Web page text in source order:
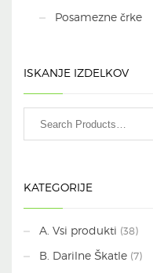
Posamezne črke
ISKANJE IZDELKOV
KATEGORIJE
A. Vsi produkti (38)
B. Darilne Škatle (7)